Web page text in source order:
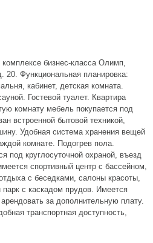
бизнес-класса Олимп,
Функциональная планировка:
кабинет, детская комната.
Гостевой туалет. Квартира
комнату мебель покупается под
встроенной бытовой техникой,
Удобная система хранения вещей
комнате. Подогрев пола.
под круглосуточной охраной, въезд
спортивный центр с бассейном,
с беседками, салоны красоты,
с каскадом прудов. Имеется
за дополнительную плату.
транспортная доступность,